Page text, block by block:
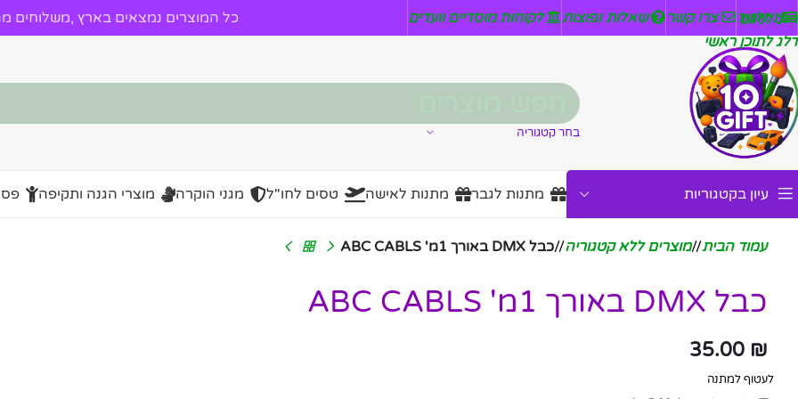
דלג לניווט
דלג לתוכן ראשי
ניזלטר צרו קשר שאלות נפוצות לקוחות מוסדיים וועדים כל המוצרים נמצאים בארץ ,משלוחים
בחר קטגוריה
עיון בקטגוריות מתנות לגבר מתנות לאישה טסים לחו"ל מגני הוקרה מוצרי הגנה ותקיפה
עמוד הבית/ מוצרים ללא קטגוריה/ כבל DMX באורך 1מ' ABC CABLS
כבל DMX באורך 1מ' ABC CABLS
35.00 ₪
לעטוף למתנה